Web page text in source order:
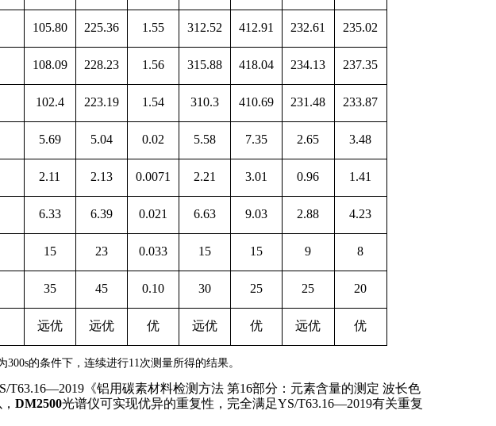
105.80 225.36 1.55 312.52 412.91 232.61 235.02
108.09 228.23 1.56 315.88 418.04 234.13 237.35
102.4 223.19 1.54 310.3 410.69 231.48 233.87
5.69 5.04 0.02 5.58 7.35 2.65 3.48
2.11 2.13 0.0071 2.21 3.01 0.96 1.41
6.33 6.39 0.021 6.63 9.03 2.88 4.23
15 23 0.033 15 15 9 8
35 45 0.10 30 25 25 20
远优 远优 优 远优 优 远优 优
300s的条件下，连续进行11次测量所得的结果。
T63.16—2019 《铝用碳素材料检测方法 第16部分：元素含量的测定 波长色
DM2500光谱仪可实现优异的重复性，完全满足YS/T63.16—2019有关重复